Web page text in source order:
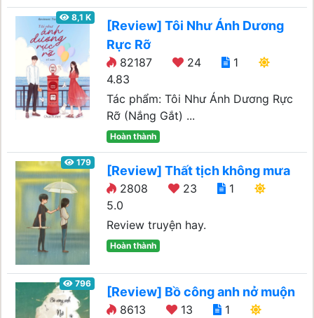
8,1 K
[Review] Tôi Như Ánh Dương
Rực Rỡ
82187 24
1
4.83
Tác phẩm: Tôi Như Ánh Dương Rực
Rỡ (Nắng Gắt) ...
Hoàn thành
179
[Review] Thất tịch không mưa
2808 23
1
5.0
Review truyện hay.
Hoàn thành
796
[Review] Bồ công anh nở muộn
8613 13
1